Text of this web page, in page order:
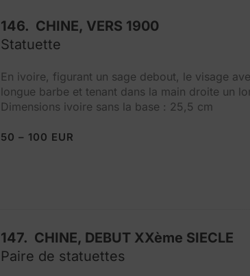
146. CHINE, VERS 1900
Statuette
En ivoire, figurant un sage debout, le visage
longue barbe et tenant dans la main droite un
Dimensions ivoire sans la base : 25,5 cm
50 – 100 EUR
147. CHINE, DEBUT XXème SIECLE
Paire de statuettes